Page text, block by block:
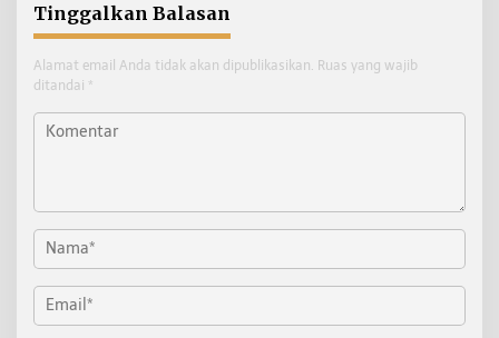
Tinggalkan Balasan
Alamat email Anda tidak akan dipublikasikan. Ruas yang wajib
ditandai *